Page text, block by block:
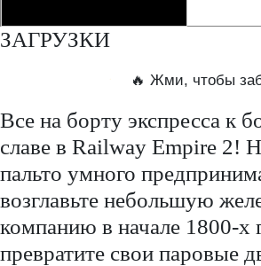
ЗАГРУЗКИ
🔥 Жми, чтобы
Все на борту экспресса к
славе в Railway Empire 2!
пальто умного
возглавьте небольшую
компанию в начале 1800-х
превратите свои паровые